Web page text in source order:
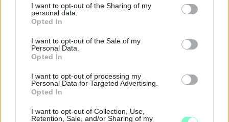
not limited to your visit or usage behaviour. You may click to
grant or deny consent to Google and its third-party tags to
use your data for below specified purposes in below Google
consent section.
I want to opt-out of the Sharing of my
personal data.
Opted In
I want to opt-out of the Sale of my
Personal Data.
Opted In
I want to opt-out of processing my
Personal Data for Targeted Advertising.
Opted In
I want to opt-out of Collection, Use,
Retention, Sale, and/or Sharing of my
Ahogy tavaszodik és a nap egyre tovább marad
velünk, sokaknak támad kedve kirándulni a
természetbe.
Szólj hozzá!